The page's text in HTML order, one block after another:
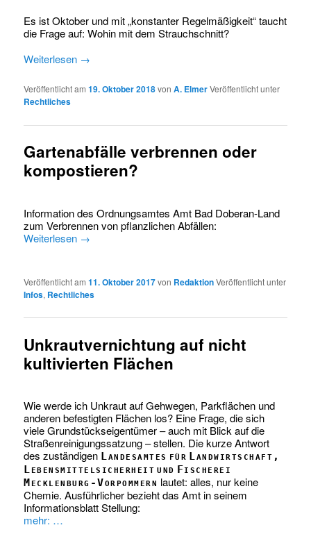
Es ist Oktober und mit „konstanter Regelmäßigkeit“ taucht
die Frage auf: Wohin mit dem Strauchschnitt?
Weiterlesen →
Veröffentlicht am19. Oktober 2018vonA. ElmerVeröffentlicht unter
Rechtliches
Gartenabfälle verbrennen oder
kompostieren?
Information des Ordnungsamtes Amt Bad Doberan-Land
zum Verbrennen von pflanzlichen Abfällen:
Weiterlesen →
Veröffentlicht am11. Oktober 2017von RedaktionVeröffentlicht unter
Infos, Rechtliches
Unkrautvernichtung auf nicht
kultivierten Flächen
Wie werde ich Unkraut auf Gehwegen, Parkflächen und
anderen befestigten Flächen los? Eine Frage, die sich
viele Grundstückseigentümer – auch mit Blick auf die
Straßenreinigungssatzung – stellen. Die kurze Antwort
des zuständigen Landesamtes für Landwirtschaft,
Lebensmittelsicherheit und Fischerei
Mecklenburg-Vorpommern lautet: alles, nur keine
Chemie. Ausführlicher bezieht das Amt in seinem
Informationsblatt Stellung:
mehr: …